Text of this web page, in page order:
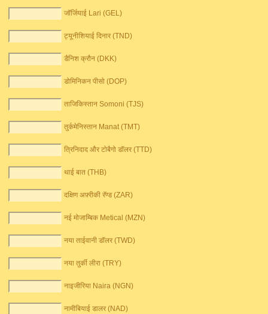
जॉर्जियाई Lari (GEL)
ट्यूनीशियाई दिनार (TND)
डैनिश क्रौन (DKK)
डोमिनिकन पीसो (DOP)
ताजिकिस्तान Somoni (TJS)
तुर्कमेनिस्तान Manat (TMT)
त्रिनिदाद और टोबैगो डॉलर (TTD)
थाई बात (THB)
दक्षिण अफ़्रीकी रॅण्ड (ZAR)
नई मोजाम्बिक Metical (MZN)
नया ताईवानी डॉलर (TWD)
नया तुर्की लीरा (TRY)
नाइजीरिया Naira (NGN)
नामीबियाई डालर (NAD)